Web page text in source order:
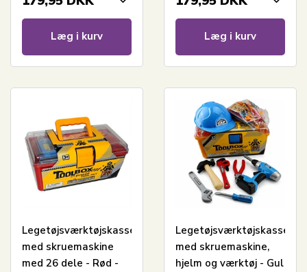
Læg i kurv Læg i kurv
Legetøjsværktøjskasse
med skruemaskine
med 26 dele - Rød -
Legetøjsværktøjskasse
med skruemaskine,
hjelm og værktøj - Gul